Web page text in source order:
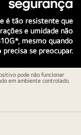
segurança
é tão resistente que
e umidade não
mesmo quando
se preocupar.
pode não funcionar
em ambiente controlado.